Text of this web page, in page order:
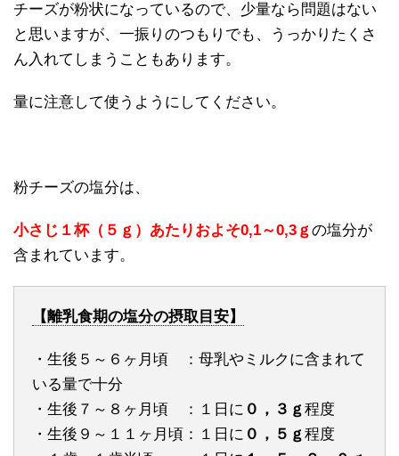
チーズが粉状になっているので、少量なら問題はない
と思いますが、一振りのつもりでも、うっかりたくさ
ん入れてしまうこともあります。
量に注意して使うようにしてください。
粉チーズの塩分は、
小さじ１杯（５ｇ）あたりおよそ0,1～0,3ｇの塩分が
含まれています。
【離乳食期の塩分の摂取目安】
・生後５～６ヶ月頃 ：母乳やミルクに含まれて
いる量で十分
・生後７～８ヶ月頃 ：１日に ０，３ｇ程度
・生後９～１１ヶ月頃：１日に ０，５ｇ程度